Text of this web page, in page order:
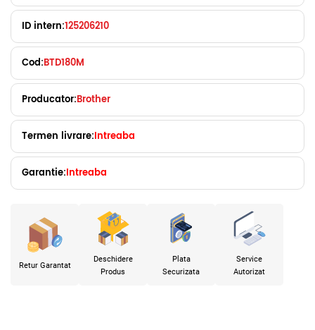
ID intern:125206210
Cod:BTD180M
Producator:Brother
Termen livrare:Intreaba
Garantie:Intreaba
Retur Garantat
Deschidere
Produs
Plata
Securizata
Service
Autorizat